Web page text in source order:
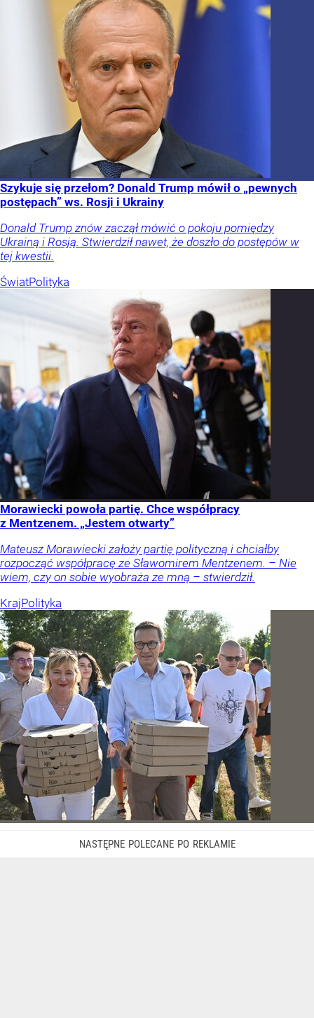
Szykuje się przełom? Donald Trump mówił o „pewnych
postępach” ws. Rosji i Ukrainy
Donald Trump znów zaczął mówić o pokoju pomiędzy
Ukrainą i Rosją. Stwierdził nawet, że doszło do postępów w
tej kwestii.
ŚwiatPolityka
Morawiecki powoła partię. Chce współpracy
z Mentzenem. „Jestem otwarty”
Mateusz Morawiecki założy partię polityczną i chciałby
rozpocząć współpracę ze Sławomirem Mentzenem. – Nie
wiem, czy on sobie wyobraża ze mną – stwierdził.
KrajPolityka